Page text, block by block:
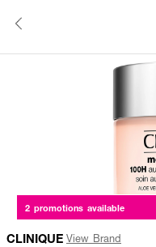
2 promotions available
CLINIQUE View Brand